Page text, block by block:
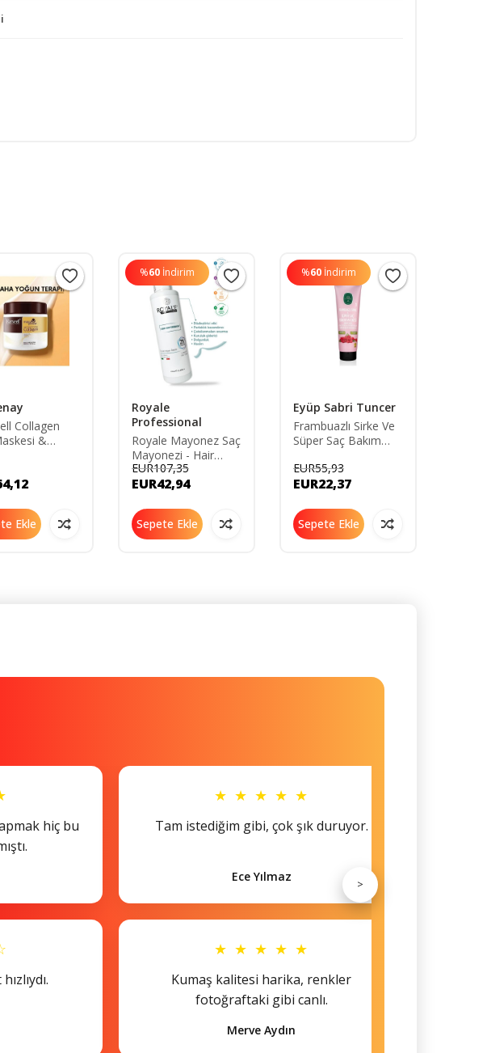
Collagen
&
Ekle
%60 İndirim
Royale
Professional
Royale Mayonez Saç
Mayonezi - Hair
Mayonnaise 250ml
EUR107,35
EUR42,94
Sepete Ekle
%60 İndirim
Eyüp Sabri Tuncer
Frambuazlı Sirke Ve
Süper Saç Bakım
EUR55,93
EUR22,37
Sepete Ekle
hiç bu
★ ★ ★ ★ ★
Tam istediğim gibi, çok şık duruyor.
Ece Yılmaz
★ ★ ★ ★ ★
Kumaş kalitesi harika, renkler
fotoğraftaki gibi canlı.
Merve Aydın
>